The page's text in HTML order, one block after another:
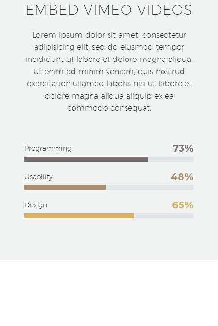
EMBED VIMEO VIDEOS
Lorem ipsum dolor sit amet, consectetur
adipisicing elit, sed do eiusmod tempor
incididunt ut labore et dolore magna aliqua.
Ut enim ad minim veniam, quis nostrud
exercitation ullamco laboris nisi ut labore et
dolore magna aliqua aliquip ex ea
commodo consequat.
Programming 73%
Usability 48%
Design 65%